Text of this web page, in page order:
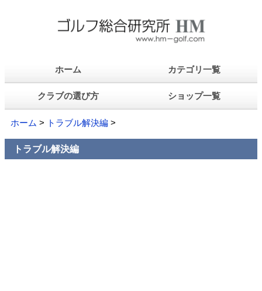
ホーム カテゴリ一覧
クラブの選び方 ショップ一覧
ホーム > トラブル解決編 >
トラブル解決編